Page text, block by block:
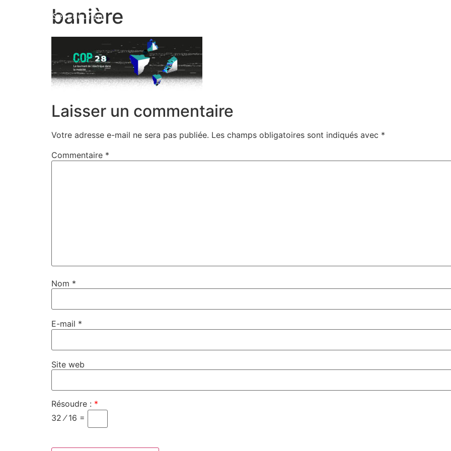
Marion Seigneurin​
banière
Laisser un commentaire
Votre adresse e-mail ne sera pas publiée. Les champs obligatoires sont indiqués avec *
Commentaire *
Nom *
E-mail *
Site web
Résoudre : *
32 ⁄ 16 =